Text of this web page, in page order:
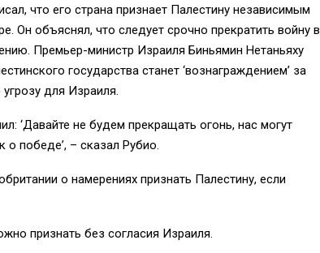
что его страна признает Палестину независимым
Он объяснял, что следует срочно прекратить войну в
Премьер-министр Израиля Биньямин Нетаньяху
государства станет ‘вознаграждением’ за
для Израиля.
‘Давайте не будем прекращать огонь, нас могут
победе’, – сказал Рубио.
о намерениях признать Палестину, если
признать без согласия Израиля.